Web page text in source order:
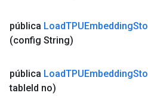
pública LoadTPUEmbedding
(config String)
pública LoadTPUEmbedding
tableId no)